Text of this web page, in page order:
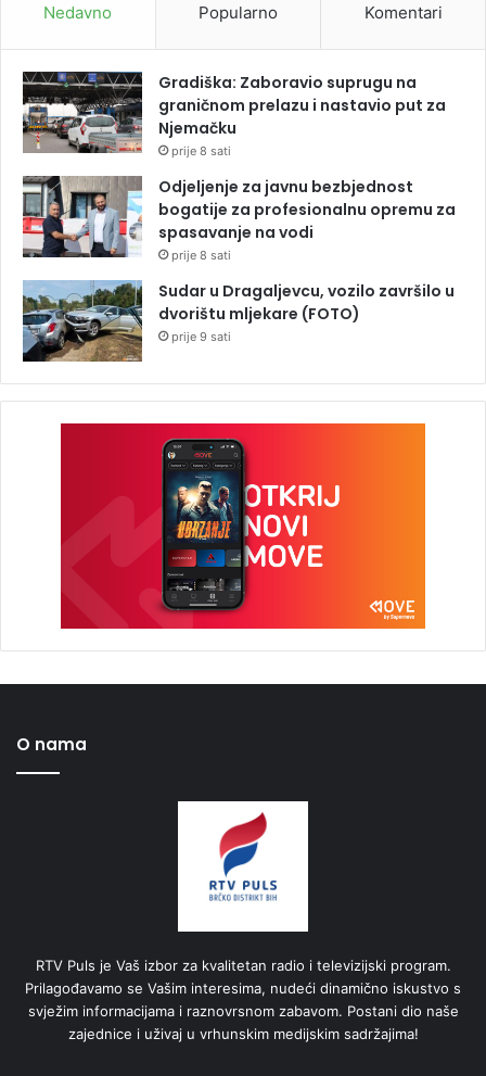
Nedavno Popularno Komentari
Gradiška: Zaboravio suprugu na
graničnom prelazu i nastavio put za
Njemačku
prije 8 sati
Odjeljenje za javnu bezbjednost
bogatije za profesionalnu opremu za
spasavanje na vodi
prije 8 sati
Sudar u Dragaljevcu, vozilo završilo u
dvorištu mljekare (FOTO)
prije 9 sati
O nama
RTV Puls je Vaš izbor za kvalitetan radio i televizijski program.
Prilagođavamo se Vašim interesima, nudeći dinamično iskustvo s
svježim informacijama i raznovrsnom zabavom. Postani dio naše
zajednice i uživaj u vrhunskim medijskim sadržajima!